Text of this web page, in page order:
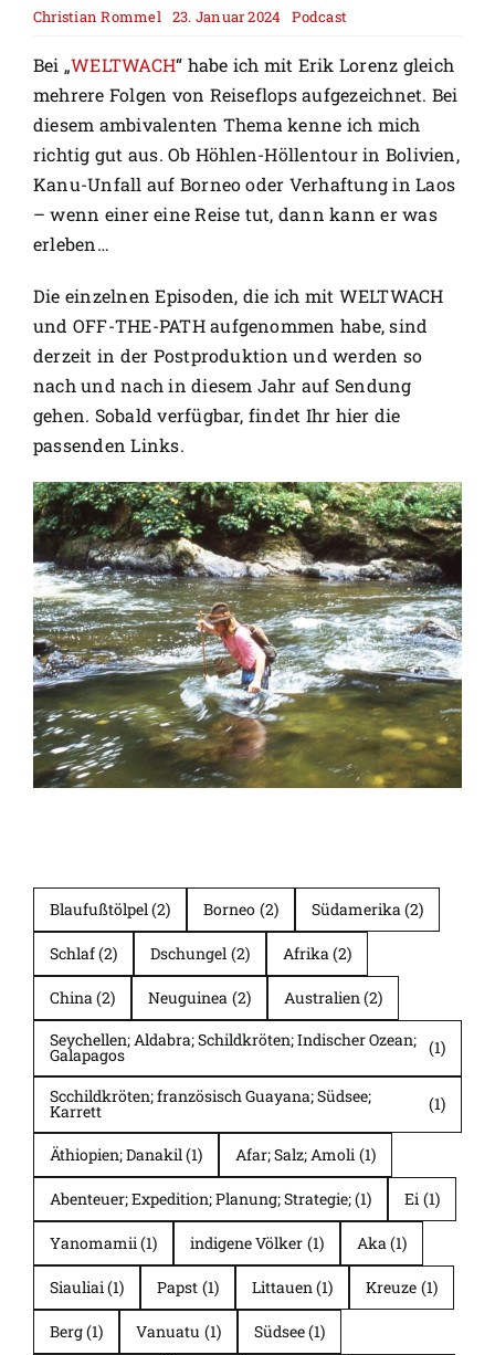
Christian Rommel 23. Januar 2024 Podcast
Bei „WELTWACH“ habe ich mit Erik Lorenz gleich
mehrere Folgen von Reiseflops aufgezeichnet. Bei
diesem ambivalenten Thema kenne ich mich
richtig gut aus. Ob Höhlen-Höllentour in Bolivien,
Kanu-Unfall auf Borneo oder Verhaftung in Laos
– wenn einer eine Reise tut, dann kann er was
erleben…
Die einzelnen Episoden, die ich mit WELTWACH
und OFF-THE-PATH aufgenommen habe, sind
derzeit in der Postproduktion und werden so
nach und nach in diesem Jahr auf Sendung
gehen. Sobald verfügbar, findet Ihr hier die
passenden Links.
Blaufußtölpel (2) Borneo (2) Südamerika (2)
Schlaf(2) Dschungel (2) Afrika (2)
China (2) Neuguinea (2) Australien (2)
Seychellen; Aldabra; Schildkröten; Indischer Ozean;
Galapagos (1)
Scchildkröten; französisch Guayana; Südsee;
Karrett (1)
Äthiopien; Danakil (1) Afar; Salz; Amoli (1)
Abenteuer; Expedition; Planung; Strategie;(1) Ei (1)
Yanomamii (1) indigene Völker (1) Aka (1)
Siauliai (1) Papst (1) Littauen (1) Kreuze (1)
Berg(1) Vanuatu (1) Südsee(1)